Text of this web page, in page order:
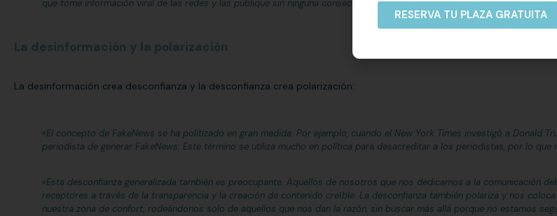
que tome información viral de las redes y las publique sin ninguna consecuencia.»
La desinformación y la polarización
La desinformación crea desconfianza y la desconfianza crea polarización:
«El concepto de FakeNews se ha politizado en gran medida. Por ejemplo, cuando el New York Times investigó a Donald
periodista de generar FakeNews. Este término se utiliza mucho en política para desacreditar a los periodistas, por lo que
«Esta desconfianza generalizada también es preocupante. Aquellos de nosotros que nos dedicamos a la comunicación
receptores a través de la transparencia y la creación de contenido creíble. La desconfianza también polariza y nos
nuestra zona de confort, rodeándonos solo de aquellos que nos dan la razón, sin buscar más allá porque no estamos
RESERVA TU PLAZA GRATUITA